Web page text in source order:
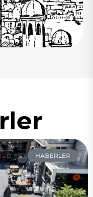
HABERLER